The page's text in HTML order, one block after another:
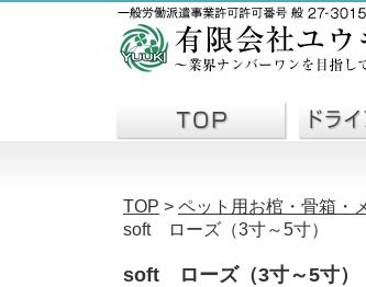
TOP > ペット用お棺・骨箱・
soft ローズ（3寸～5寸）
soft ローズ（3寸～5寸）